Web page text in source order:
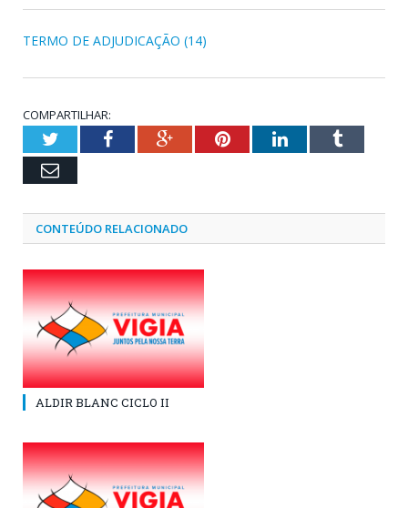
TERMO DE ADJUDICAÇÃO (14)
COMPARTILHAR:
TwitterFacebookGoogle+PinterestLinkedInTumblr
Email
CONTEÚDO RELACIONADO
ALDIR BLANC CICLO II